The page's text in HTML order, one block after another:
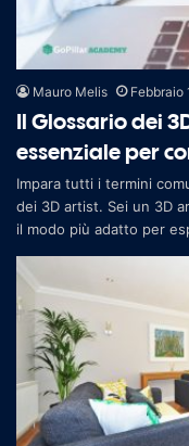
Mauro Melis Febbraio
Il Glossario dei
essenziale per
Impara tutti i termini
dei 3D artist. Sei un 3D
il modo più adatto per